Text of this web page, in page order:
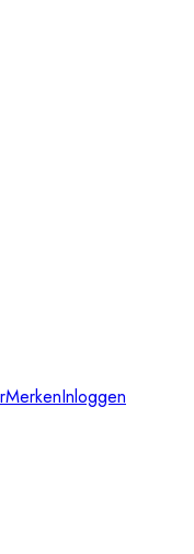
MerkenInloggen